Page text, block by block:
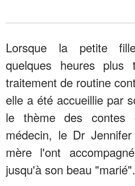
Lorsque la petite
quelques heures plus
traitement de routine
elle a été accueillie par
le thème des contes
médecin, le Dr
mère l'ont
jusqu'à son beau "marié".